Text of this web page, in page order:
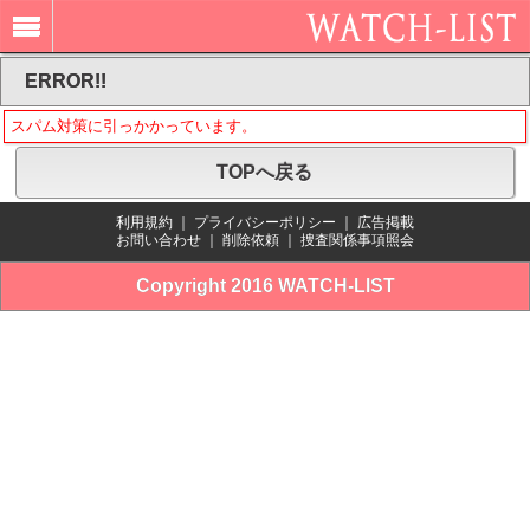
ERROR!!
スパム対策に引っかかっています。
TOPへ戻る
利用規約 プライバシーポリシー
広告掲載
お問い合わせ
削除依頼 捜査関係事項照会
Copyright 2016 WATCH-LIST